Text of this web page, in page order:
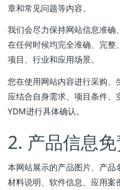
章和常见问题等内容。
我们会尽力保持网站信息准确
在任何时候均完全准确、完整
项目、行业和应用场景。
您在使用网站内容进行采购、
应结合自身需求、项目条件
YDM进行具体确认。
2. 产品信息
本网站展示的产品图片、产品
材料说明、软件信息、应用案